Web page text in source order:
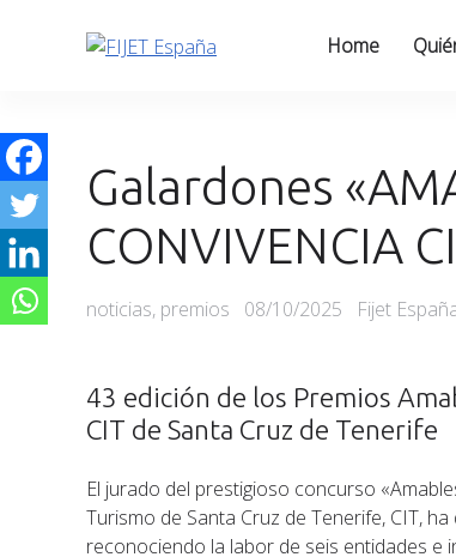
Home
Galardones
CONVIVENCIA
Categories
noticias, premios
Posted
08/10/2025 Fijet
43 edición de los Premios
CIT de Santa Cruz de Tenerife
El jurado del prestigioso concurso
Turismo de Santa Cruz de Tenerife, CIT,
reconociendo la labor de seis entidades e